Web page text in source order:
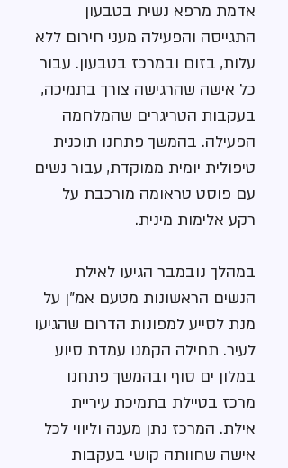
אדמת מרפא נשית בטבעון
התגייסה והפעילה מעני חירום ללא
עלות, בזום ובמרכז בטבעון. עבור
כל אישה שהרגישה צורך בתמיכה,
בעקבות הטריגרים שהמלחמה
הפעילה. בהמשך פתחנו תוכנית
טיפולית יומית ממוקדת, עבור נשים
עם פוסט טראומה מורכבת על
רקע אלימות מינית.
במהלך נובמבר הגיעו לאילת
הנשים הראשונות מטעם אמ"ן על
מנת לסייע למפונות הדרום שהגיעו
לעיר. תחילה הקמנו עמדת סיוע
במלון ים סוף ובהמשך פתחנו
מרכז בטיילת בתמיכת עיריית
אילת. המרכז נתן מענה וליווי לכל
אישה שחוותה קושי בעקבות